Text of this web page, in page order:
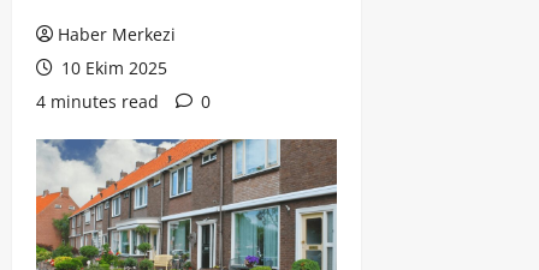
Haber Merkezi
10 Ekim 2025
4 minutes read
0